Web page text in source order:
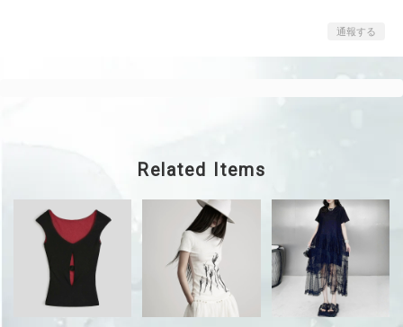
通報する
Related Items